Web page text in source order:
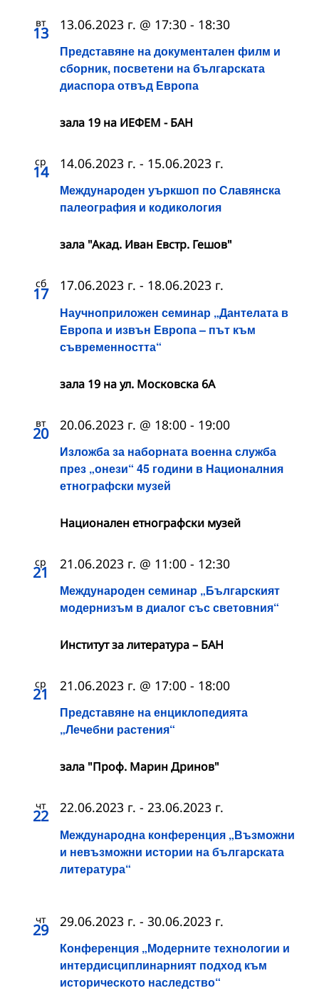
вт
13
Представяне на документален филм и
сборник, посветени на българската
диаспора отвъд Европа
13.06.2023 г. @ 17:30 - 18:30
зала 19 на ИЕФЕМ - БАН
ср
14
Международен уъркшоп по Славянска
палеография и кодикология
14.06.2023 г. - 15.06.2023 г.
зала "Акад. Иван Евстр. Гешов"
сб
17
Научноприложен семинар „Дантелата в
Европа и извън Европа – път към
съвременността“
17.06.2023 г. - 18.06.2023 г.
зала 19 на ул. Московска 6А
вт
20
Изложба за наборната военна служба
през „онези“ 45 години в Националния
етнографски музей
20.06.2023 г. @ 18:00 - 19:00
Национален етнографски музей
ср
21
Международен семинар „Българският
модернизъм в диалог със световния“
21.06.2023 г. @ 11:00 - 12:30
Институт за литература – БАН
ср
21
Представяне на енциклопедията
„Лечебни растения“
21.06.2023 г. @ 17:00 - 18:00
зала "Проф. Марин Дринов"
чт
22
Международна конференция „Възможни
и невъзможни истории на българската
литература“
22.06.2023 г. - 23.06.2023 г.
чт
29
Конференция „Модерните технологии и
интердисциплинарният подход към
историческото наследство“
29.06.2023 г. - 30.06.2023 г.